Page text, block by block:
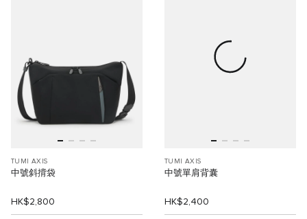
TUMI AXIS
中號斜揹袋
HK$2,800
TUMI AXIS
中號單肩背囊
HK$2,400